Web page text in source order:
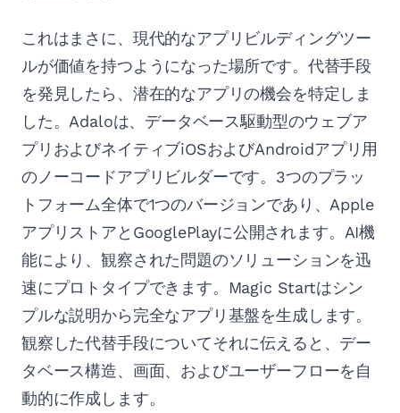
これはまさに、現代的なアプリビルディングツー
ルが価値を持つようになった場所です。代替手段
を発見したら、潜在的なアプリの機会を特定しま
した。Adaloは、データベース駆動型のウェブア
プリおよびネイティブiOSおよびAndroidアプリ用
のノーコードアプリビルダーです。3つのプラッ
トフォーム全体で1つのバージョンであり、Apple
アプリストアとGooglePlayに公開されます。AI機
能により、観察された問題のソリューションを迅
速にプロトタイプできます。Magic Startはシン
プルな説明から完全なアプリ基盤を生成します。
観察した代替手段についてそれに伝えると、デー
タベース構造、画面、およびユーザーフローを自
動的に作成します。